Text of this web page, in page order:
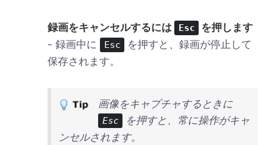
録画をキャンセルするには Esc
を押します
- 録画中に
Esc
を押すと、録画が停止して
保存されます。
画像をキャプチャするときに
Esc
を押すと、常に操作がキャ
ンセルされます。